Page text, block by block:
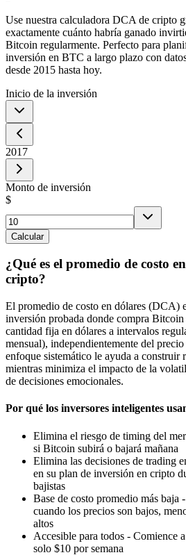
Use nuestra calculadora DCA de cripto
exactamente cuánto habría ganado
Bitcoin regularmente. Perfecto para
inversión en BTC a largo plazo con
desde 2015 hasta hoy.
Inicio de la inversión
2017
Monto de inversión
$
Calcular
¿Qué es el promedio de costo
cripto?
El promedio de costo en dólares (DCA)
inversión probada donde compra
cantidad fija en dólares a intervalos
mensual), independientemente del
enfoque sistemático le ayuda a construir
mientras minimiza el impacto de la
de decisiones emocionales.
Por qué los inversores inteligentes
Elimina el riesgo de timing del
si Bitcoin subirá o bajará mañana
Elimina las decisiones de trading
en su plan de inversión en cripto
bajistas
Base de costo promedio más baja
cuando los precios son bajos,
altos
Accesible para todos - Comience
solo $10 por semana